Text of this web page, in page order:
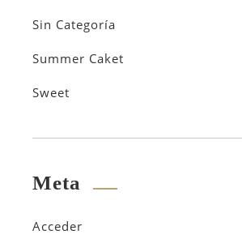
Sin Categoría
Summer Caket
Sweet
Meta
Acceder